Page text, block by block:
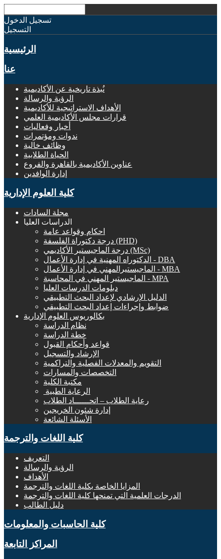
تسجيل الدخول
التسجيل
الرئيسية
عنا
نُبذة تاريخية عن الأكاديمية
الرؤية والرسالة
الأهداف الاستراتيجية للأكاديمية
قرارات مجلس الأكاديمية العلمي
أخبار وفعاليات
ندوات ومؤتمرات
وظائف خالية
الحياة الطلابية
عناوين الأكاديمية بالقاهرة والفروع
إدارة الوافدين
كلية العلوم الإدارية
مجلة السادات
الدراسات العليا
احكام وقواعد عامة
درجة دكتوراة الفلسفة (PHD)
درجة الماجيستير الأكاديمي (MSc)
الدكتوراه المهنية في إدارة الأعمال - DBA
الماجيستيرالمهني في إدارة الأعمال - MBA
الماجيستير المهني في المحاسبة - MPA
دبلومات الدرسات العليا
الدليل الإرشادي لإعداد البحث التطبيقي
ضوابط وإجراءات إعداد البحث التطبيقي
بكالوريوس العلوم الإدارية
نظام الدراسة
خطة الدراسة
قواعد وأحكام القبول
الإرشاد والتسجيل
التقويم والمعدلات الفصلية والتراكمية
التخصصات والمسارات
مكتبة الكلية
الرعاية الطبية ‏
رعاية الطلاب – اتحــــــاد الطلاب
إدارة شئون الخريجين
الأسئلة الشائعة
كلية اللغات والترجمة
التعريف
الرؤية والرسالة
الأهداف
المزايا الخاصة بكلية اللغات والترجمة
الدرجات العلمية التي تمنحها كلية اللغات والترجمة
دليل الطالب
كلية الحاسبات والمعلومات
المراكز التابعة